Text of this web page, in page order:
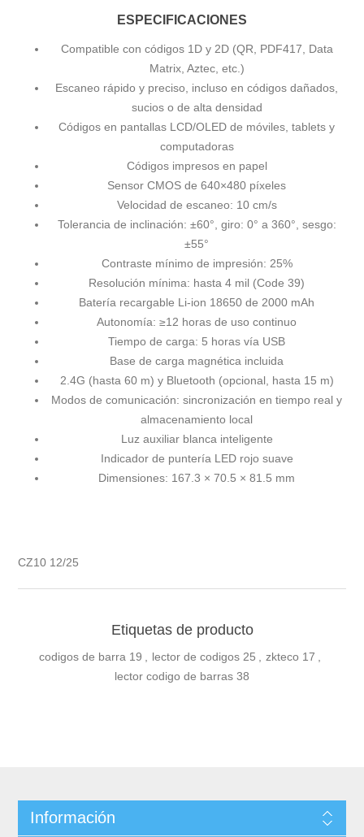
ESPECIFICACIONES
Compatible con códigos 1D y 2D (QR, PDF417, Data
Matrix, Aztec, etc.)
Escaneo rápido y preciso, incluso en códigos dañados,
sucios o de alta densidad
Códigos en pantallas LCD/OLED de móviles, tablets y
computadoras
Códigos impresos en papel
Sensor CMOS de 640×480 píxeles
Velocidad de escaneo: 10 cm/s
Tolerancia de inclinación: ±60°, giro: 0° a 360°, sesgo:
±55°
Contraste mínimo de impresión: 25%
Resolución mínima: hasta 4 mil (Code 39)
Batería recargable Li-ion 18650 de 2000 mAh
Autonomía: ≥12 horas de uso continuo
Tiempo de carga: 5 horas vía USB
Base de carga magnética incluida
2.4G (hasta 60 m) y Bluetooth (opcional, hasta 15 m)
Modos de comunicación: sincronización en tiempo real y
almacenamiento local
Luz auxiliar blanca inteligente
Indicador de puntería LED rojo suave
Dimensiones: 167.3 × 70.5 × 81.5 mm
CZ10 12/25
Etiquetas de producto
codigos de barra 19 , lector de codigos 25 , zkteco 17 ,
lector codigo de barras 38
Información